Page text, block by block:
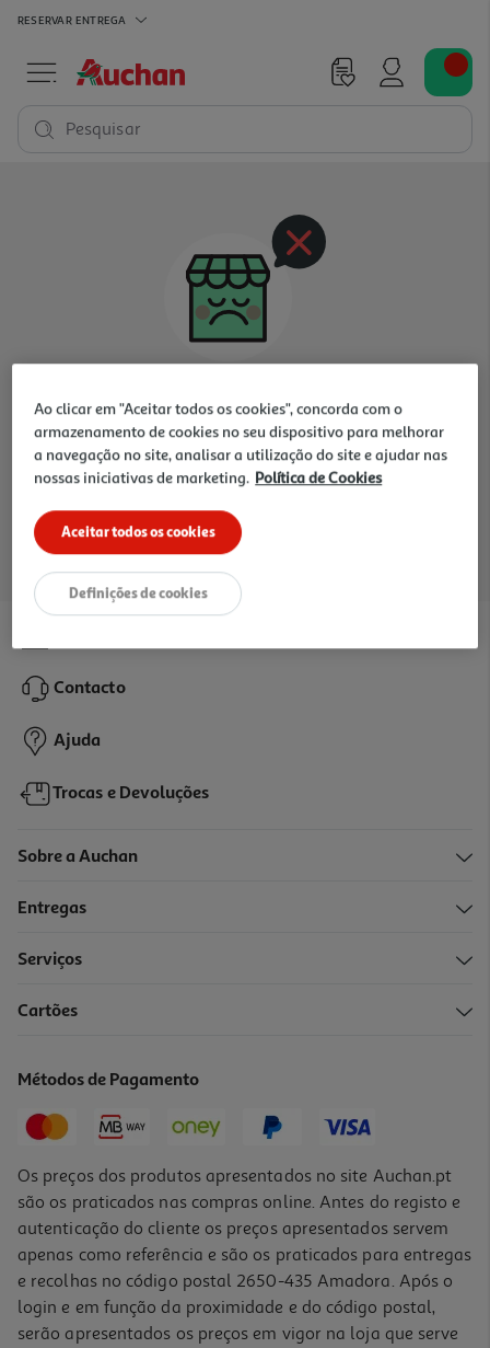
RESERVAR ENTREGA
Pesquisar
para a loja selecionada
Contacto
Ajuda
Trocas e Devoluções
Sobre a Auchan
Entregas
Serviços
Cartões
Métodos de Pagamento
Os preços dos produtos apresentados no site Auchan.pt
são os praticados nas compras online. Antes do registo e
autenticação do cliente os preços apresentados servem
apenas como referência e são os praticados para entregas
e recolhas no código postal 2650-435 Amadora. Após o
login e em função da proximidade e do código postal,
serão apresentados os preços em vigor na loja que serve
Ao clicar em "Aceitar todos os cookies", concorda com o
armazenamento de cookies no seu dispositivo para melhorar
a navegação no site, analisar a utilização do site e ajudar nas
nossas iniciativas de marketing. Política de Cookies
Aceitar todos os cookies
Definições de cookies